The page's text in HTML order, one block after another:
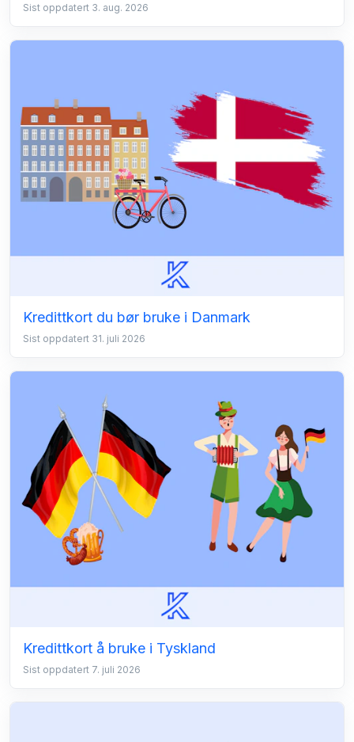
Sist oppdatert 3. aug. 2026
Kredittkort du bør bruke i Danmark
Sist oppdatert 31. juli 2026
Kredittkort å bruke i Tyskland
Sist oppdatert 7. juli 2026